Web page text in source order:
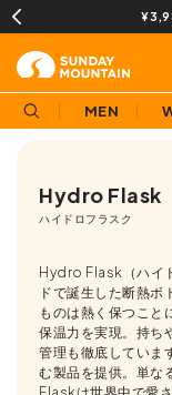
13時
MEN
Hydro Flask
ハイドロフラスク
Hydro Flask（ハイ
ドで誕生した断熱
ものは熱く保つこと
保温力を実現。持ち
管理も徹底していま
む製品を提供。単な